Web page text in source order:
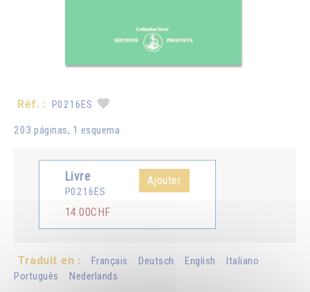
Réf. : P0216ES
203 páginas, 1 esquema
Livre
P0216ES
14.00CHF
Ajouter
Traduit en : Français Deutsch English
Italiano
Português
Nederlands